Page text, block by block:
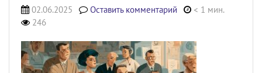
02.06.2025 Оставить комментарий
< 1 мин.
246